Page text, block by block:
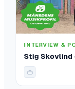
INTERVIEW &
Stig